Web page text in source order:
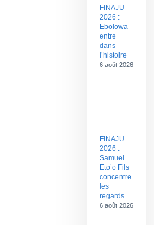
FINAJU
2026 :
Ebolowa
entre
dans
l’histoire
6 août 2026
FINAJU
2026 :
Samuel
Eto’o Fils
concentre
les
regards
6 août 2026